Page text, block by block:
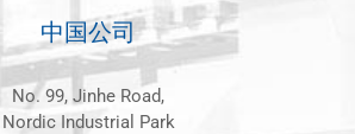
中国公司
No. 99, Jinhe Road,
Nordic Industrial Park